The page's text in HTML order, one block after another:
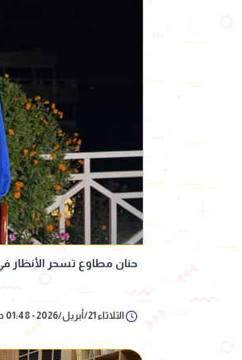
حنان مطاوع تسحر الأنظار
الثلاثاء 21/أبريل/2026 - 01:48 ص